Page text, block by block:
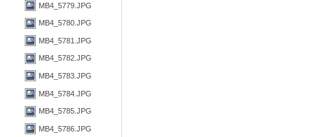
MB4_5779.JPG
MB4_5780.JPG
MB4_5781.JPG
MB4_5782.JPG
MB4_5783.JPG
MB4_5784.JPG
MB4_5785.JPG
MB4_5786.JPG